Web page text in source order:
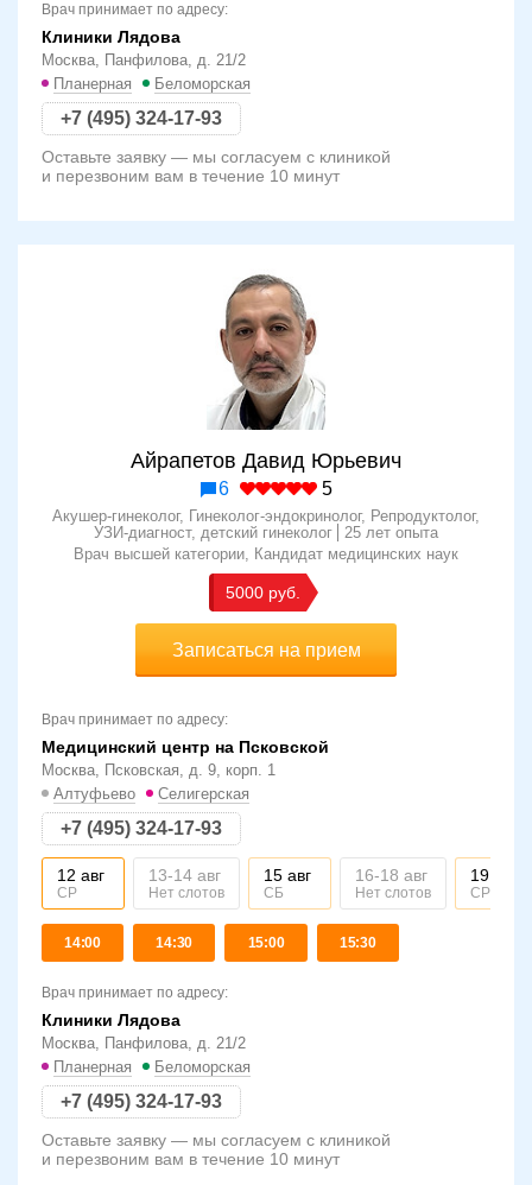
Врач принимает по адресу:
Клиники Лядова
Москва, Панфилова, д. 21/2
Планерная
Беломорская
+7 (495) 324-17-93
Оставьте заявку — мы согласуем с клиникой
и перезвоним вам в течение 10 минут
Айрапетов Давид Юрьевич
6 5
Акушер-гинеколог, Гинеколог-эндокринолог, Репродуктолог,
УЗИ-диагност, детский гинеколог
25 лет опыта
Врач высшей категории
Кандидат медицинских наук
5000
Записаться на прием
Врач принимает по адресу:
Медицинский центр на Псковской
Москва, Псковская, д. 9, корп. 1
Алтуфьево
Селигерская
+7 (495) 324-17-93
12 авг
СР
13-14 авг
Нет слотов
15 авг
СБ
16-18 авг
Нет слотов
19 авг
СР
14:00 14:30 15:00 15:30
Врач принимает по адресу:
Клиники Лядова
Москва, Панфилова, д. 21/2
Планерная
Беломорская
+7 (495) 324-17-93
Оставьте заявку — мы согласуем с клиникой
и перезвоним вам в течение 10 минут